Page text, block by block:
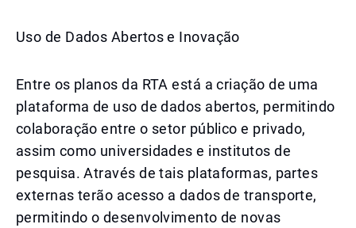
Uso de Dados Abertos e Inovação
Entre os planos da RTA está a criação de uma
plataforma de uso de dados abertos, permitindo
colaboração entre o setor público e privado,
assim como universidades e institutos de
pesquisa. Através de tais plataformas, partes
externas terão acesso a dados de transporte,
permitindo o desenvolvimento de novas